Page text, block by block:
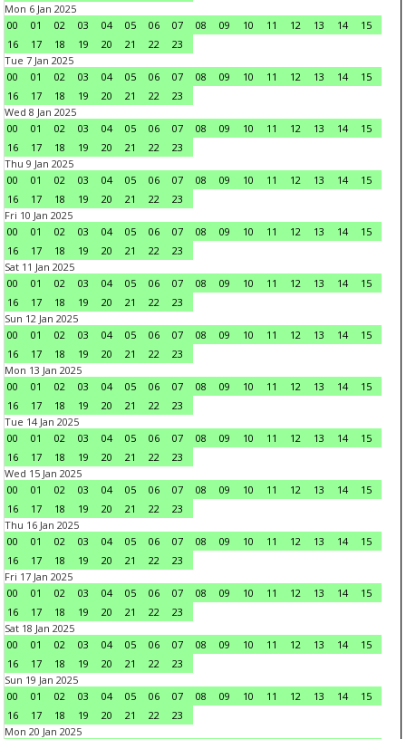
Mon 6 Jan 2025
00
01 02 03 04 05 06 07 08 09 10 11 12 13 14
15
16
17 18 19 20 21 22
23
Tue 7 Jan 2025
00
01 02 03 04 05 06 07 08 09 10 11 12 13 14
15
16
17 18 19 20 21 22
23
Wed 8 Jan 2025
00
01 02 03 04 05 06 07 08 09 10 11 12 13 14
15
16
17 18 19 20 21 22
23
Thu 9 Jan 2025
00
01 02 03 04 05 06 07 08 09 10 11 12 13 14
15
16
17 18 19 20 21 22
23
Fri 10 Jan 2025
00
01 02 03 04 05 06 07 08 09 10 11 12 13 14
15
16
17 18 19 20 21 22
23
Sat 11 Jan 2025
00
01 02 03 04 05 06 07 08 09 10 11 12 13 14
15
16
17 18 19 20 21 22
23
Sun 12 Jan 2025
00
01 02 03 04 05 06 07 08 09 10 11 12 13 14
15
16
17 18 19 20 21 22
23
Mon 13 Jan 2025
00
01 02 03 04 05 06 07 08 09 10 11 12 13 14
15
16
17 18 19 20 21 22
23
Tue 14 Jan 2025
00
01 02 03 04 05 06 07 08 09 10 11 12 13 14
15
16
17 18 19 20 21 22
23
Wed 15 Jan 2025
00
01 02 03 04 05 06 07 08 09 10 11 12 13 14
15
16
17 18 19 20 21 22
23
Thu 16 Jan 2025
00
01 02 03 04 05 06 07 08 09 10 11 12 13 14
15
16
17 18 19 20 21 22
23
Fri 17 Jan 2025
00
01 02 03 04 05 06 07 08 09 10 11 12 13 14
15
16
17 18 19 20 21 22
23
Sat 18 Jan 2025
00
01 02 03 04 05 06 07 08 09 10 11 12 13 14
15
16
17 18 19 20 21 22
23
Sun 19 Jan 2025
00
01 02 03 04 05 06 07 08 09 10 11 12 13 14
15
16
17 18 19 20 21 22
23
Mon 20 Jan 2025